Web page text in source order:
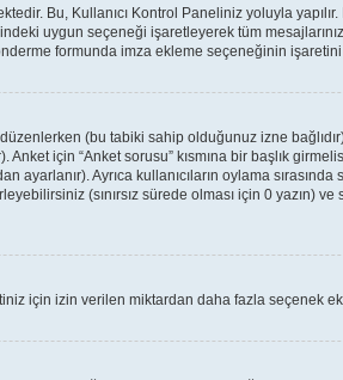
Bu, Kullanıcı Kontrol Paneliniz yoluyla
uygun seçeneği işaretleyerek tüm
formunda imza ekleme seçeneğinin işaretini
(bu tabiki sahip olduğunuz izne
için “Anket sorusu” kısmına bir başlık
Ayrıca kullanıcıların oylama sırasında
(sınırsız sürede olması için 0 yazın)
için izin verilen miktardan daha fazla seçenek